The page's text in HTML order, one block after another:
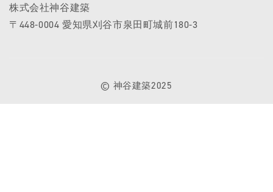
株式会社神谷建築
〒448-0004 愛知県刈谷市泉田町城前180-3
© 神谷建築2025